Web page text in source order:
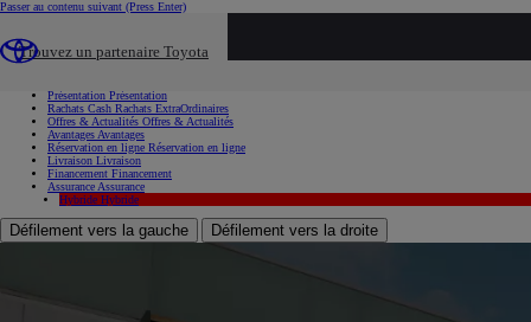
Passer au contenu suivant (Press Enter)
Trouvez un partenaire Toyota
Présentation Présentation
Rachats Cash Rachats ExtraOrdinaires
Offres & Actualités Offres & Actualités
Avantages Avantages
Réservation en ligne Réservation en ligne
Livraison Livraison
Financement Financement
Assurance Assurance
Hybride Hybride
Défilement vers la gauche Défilement vers la droite